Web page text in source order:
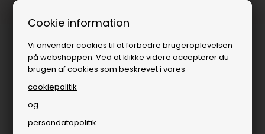
Cookie information
Vi anvender cookies til at forbedre brugeroplevelsen
på webshoppen. Ved at klikke videre accepterer du
brugen af cookies som beskrevet i vores
cookiepolitik
og
persondatapolitik